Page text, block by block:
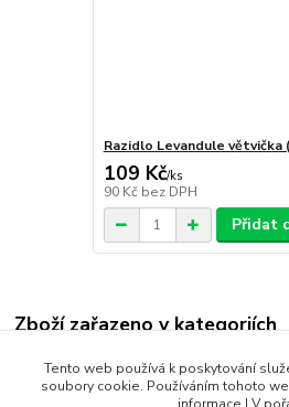
Razidlo Levandule větvička
109 Kč/ks
90 Kč bez DPH
Přidat
Zboží zařazeno v kategoriích
Andílci
Vánoce
Tento web používá k poskytování
soubory cookie. Používáním tohoto